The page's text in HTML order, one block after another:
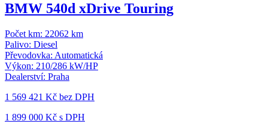
BMW 540d xDrive Touring
Počet km: 22062 km
Palivo: Diesel
Převodovka: Automatická
Výkon: 210/286 kW/HP
Dealerství: Praha
1 569 421 Kč bez DPH
1 899 000 Kč s DPH